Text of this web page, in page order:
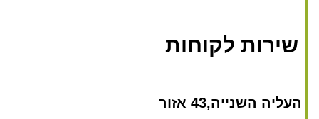
שירות לקוחות
העליה השנייה,43 אזור